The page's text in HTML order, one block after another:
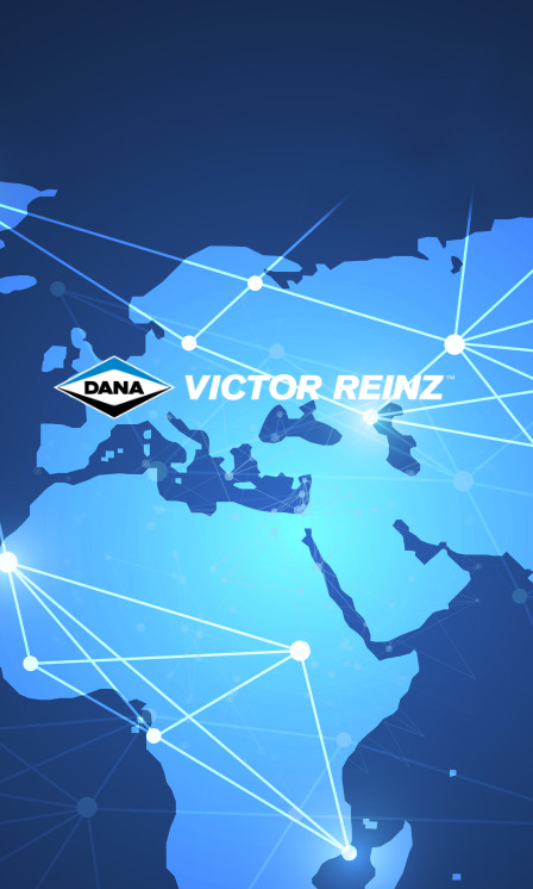
Victoria‘s Praxistipps -
Professionelle Tutorials
PKW Edition
Anleitungen für den Ein- und Ausbau von:
Best of Car